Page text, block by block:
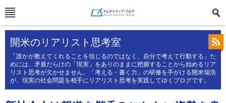
開米のリアリスト思考室
「誰かが教えてくれることを信じるのではなく、自分で考えて行動する」た
めには、矛盾だらけの「現実」をありのままに把握することから始めるリア
リスト思考が欠かせません。「考える・書く力」の研修を手がける開米瑞浩
が、現実の社会問題を相手にリアリスト思考を実践してゆくブログです。